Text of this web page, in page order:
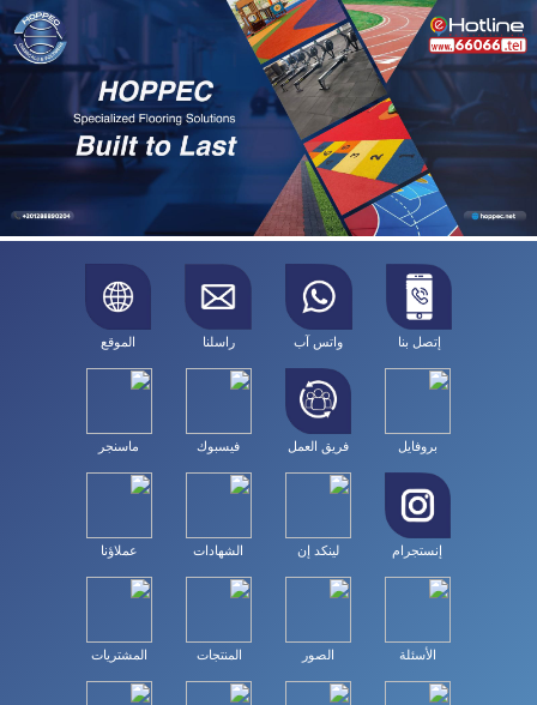
إتصل بنا واتس آب راسلنا الموقع
بروفايل فريق العمل فيسبوك ماسنجر
إنستجرام لينكد إن الشهادات عملاؤنا
الأسئلة الصور المنتجات المشتريات